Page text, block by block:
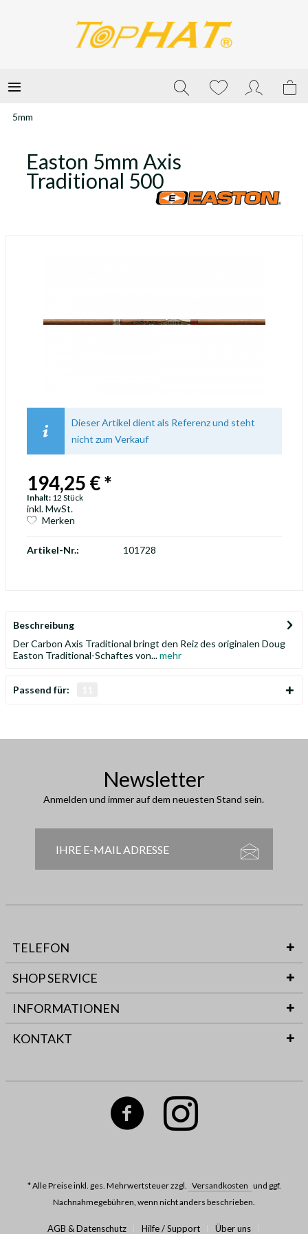
5mm
Easton 5mm Axis
Traditional 500
Dieser Artikel dient als Referenz und steht
nicht zum Verkauf
194,25 € *
Inhalt: 12 Stück
inkl. MwSt.
Merken
Artikel-Nr.: 101728
Beschreibung
Der Carbon Axis Traditional bringt den Reiz des originalen Doug
Easton Traditional-Schaftes von...mehr
Passend für:
Newsletter
Anmelden und immer auf dem neuesten Stand sein.
TELEFON
SHOP SERVICE
INFORMATIONEN
KONTAKT
* Alle Preise inkl. ges. Mehrwertsteuer zzgl. Versandkosten und ggf.
Nachnahmegebühren, wenn nicht anders beschrieben.
AGB & Datenschutz Hilfe / Support Über uns